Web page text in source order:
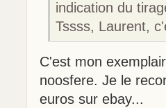
indication du
Tssss, Laurent,
C'est mon
noosfere. Je le
euros sur ebay...